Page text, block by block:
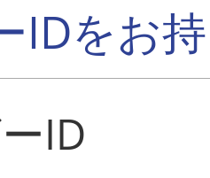
IDをお
ID